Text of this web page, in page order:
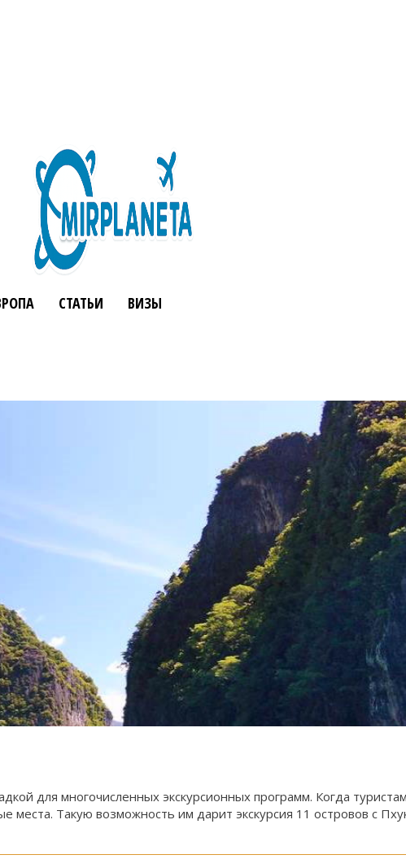
СТАТЬИ ВИЗЫ
для многочисленных экскурсионных программ. Когда
Такую возможность им дарит экскурсия 11 островов с